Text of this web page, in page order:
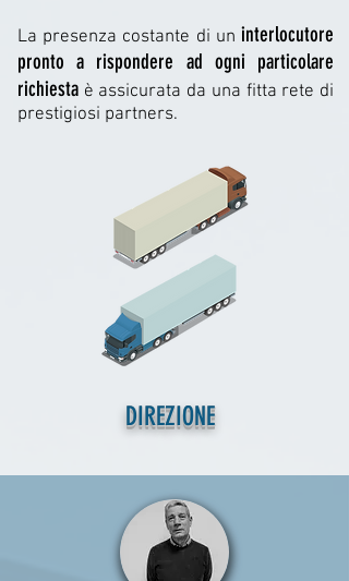
La presenza costante di un interlocutore
pronto a rispondere ad ogni particolare
richiesta è assicurata da una fitta rete di
prestigiosi partners.
DIREZIONE